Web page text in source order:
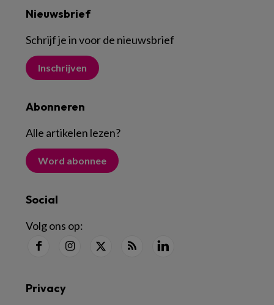
Nieuwsbrief
Schrijf je in voor de nieuwsbrief
Inschrijven
Abonneren
Alle artikelen lezen?
Word abonnee
Social
Volg ons op:
Privacy